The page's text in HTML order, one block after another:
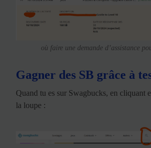
où faire une demande d’assistance
Gagner des SB grâce à
Quand tu es sur Swagbucks, en cliquant
la loupe :